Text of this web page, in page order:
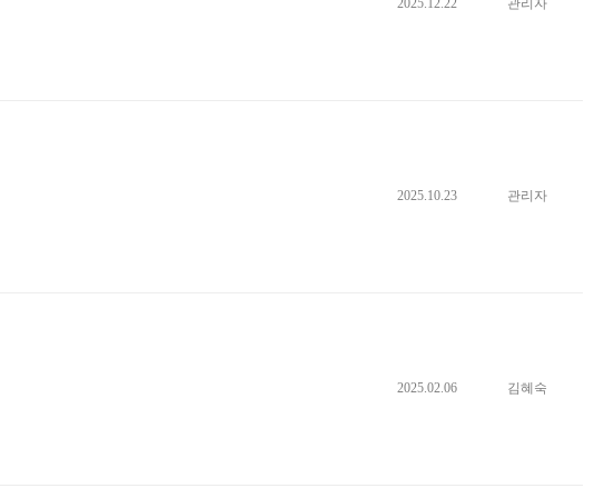
2025.12.22 관리자
2025.10.23 관리자
2025.02.06 김혜숙